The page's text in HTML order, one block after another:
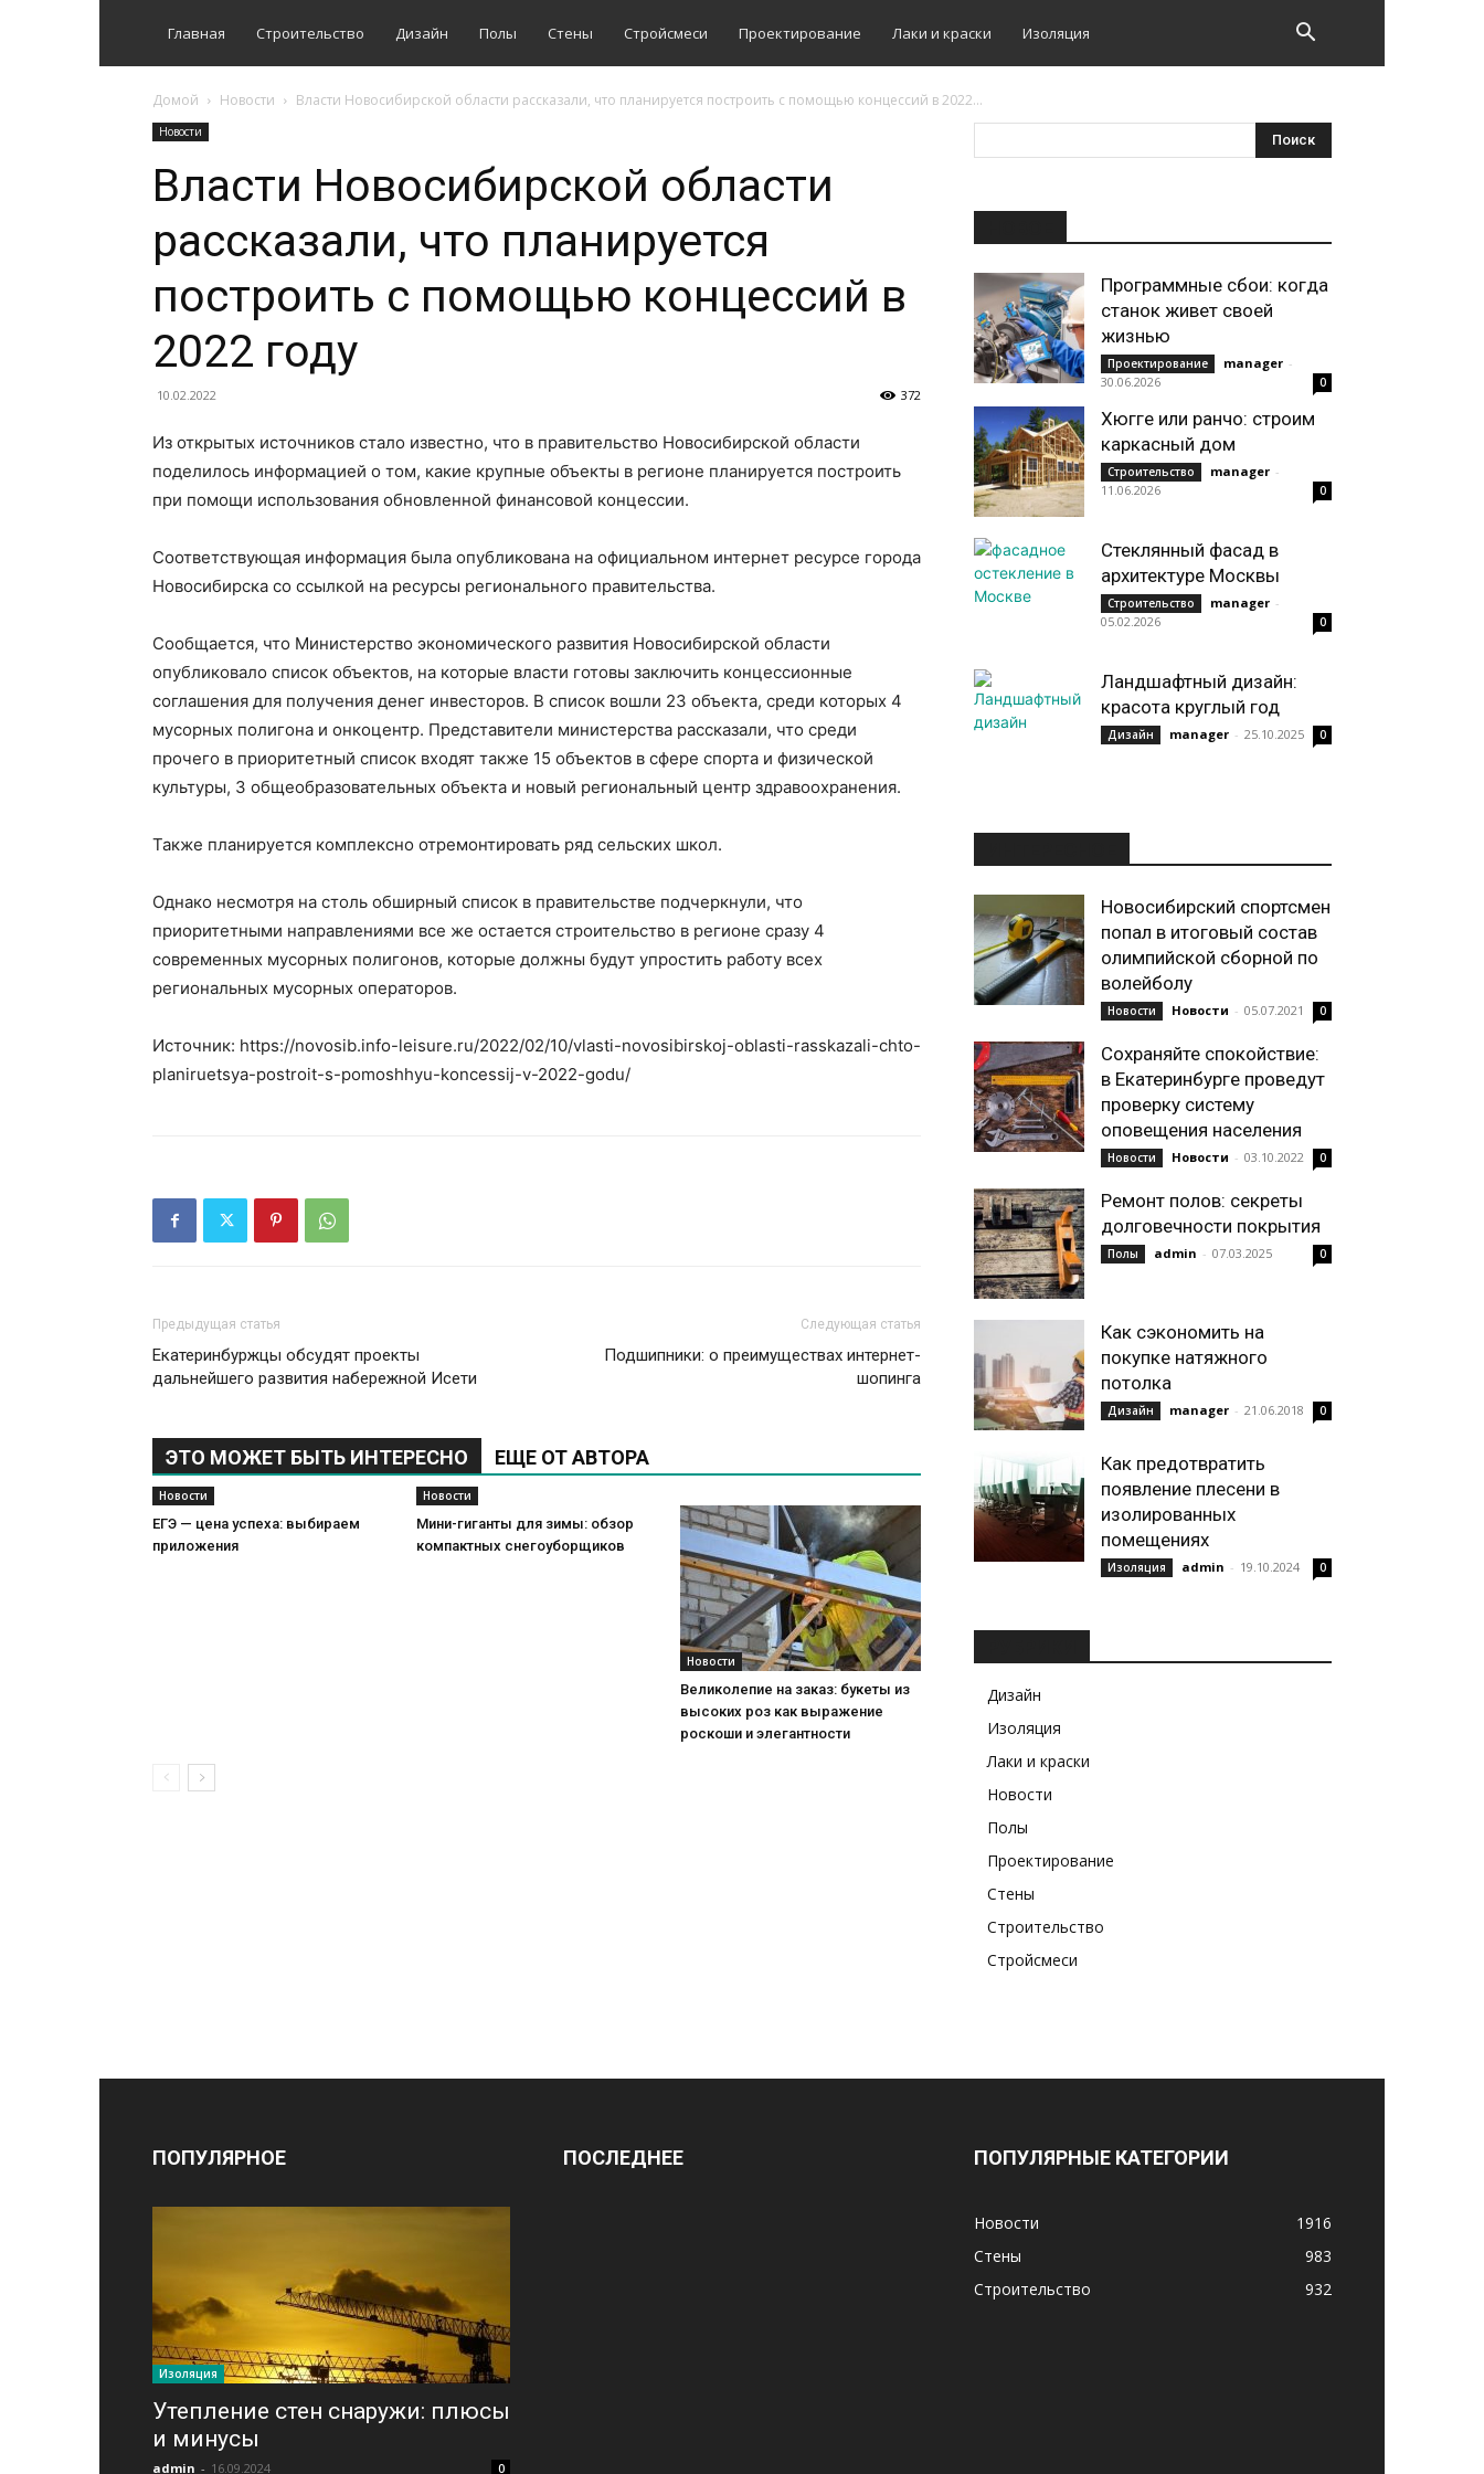
Главная Строительство Дизайн Полы Стены Стройсмеси Проектирование Лаки и краски Изоляция
Домой Новости Власти Новосибирской области рассказали, что планируется построить с помощью концессий в 2022...
Новости
Власти Новосибирской области
рассказали, что планируется
построить с помощью концессий в
2022 году
10.02.2022 372
Из открытых источников стало известно, что в правительство Новосибирской области
поделилось информацией о том, какие крупные объекты в регионе планируется построить
при помощи использования обновленной финансовой концессии.
Соответствующая информация была опубликована на официальном интернет ресурсе города
Новосибирска со ссылкой на ресурсы регионального правительства.
Сообщается, что Министерство экономического развития Новосибирской области
опубликовало список объектов, на которые власти готовы заключить концессионные
соглашения для получения денег инвесторов. В список вошли 23 объекта, среди которых 4
мусорных полигона и онкоцентр. Представители министерства рассказали, что среди
прочего в приоритетный список входят также 15 объектов в сфере спорта и физической
культуры, 3 общеобразовательных объекта и новый региональный центр здравоохранения.
Также планируется комплексно отремонтировать ряд сельских школ.
Однако несмотря на столь обширный список в правительстве подчеркнули, что
приоритетными направлениями все же остается строительство в регионе сразу 4
современных мусорных полигонов, которые должны будут упростить работу всех
региональных мусорных операторов.
Источник: https://novosib.info-leisure.ru/2022/02/10/vlasti-novosibirskoj-oblasti-rasskazali-chto-
planiruetsya-postroit-s-pomoshhyu-koncessij-v-2022-godu/
Предыдущая статья
Екатеринбуржцы обсудят проекты
дальнейшего развития набережной Исети
Следующая статья
Подшипники: о преимуществах интернет-
шопинга
ЭТО МОЖЕТ БЫТЬ ИНТЕРЕСНО ЕЩЕ ОТ АВТОРА
Новости
ЕГЭ — цена успеха: выбираем
приложения
Новости
Мини-гиганты для зимы: обзор
компактных снегоуборщиков
Новости
Великолепие на заказ: букеты из
высоких роз как выражение
роскоши и элегантности
Программные сбои: когда
станок живет своей
жизнью
Проектирование manager -
30.06.2026
0
Хюгге или ранчо: строим
каркасный дом
Строительство manager -
11.06.2026
0
Стеклянный фасад в
архитектуре Москвы
Строительство manager -
05.02.2026
0
Ландшафтный дизайн:
красота круглый год
Дизайн manager - 25.10.2025 0
Новосибирский спортсмен
попал в итоговый состав
олимпийской сборной по
волейболу
Новости Новости - 05.07.2021 0
Сохраняйте спокойствие:
в Екатеринбурге проведут
проверку систему
оповещения населения
Новости Новости - 03.10.2022 0
Ремонт полов: секреты
долговечности покрытия
Полы admin - 07.03.2025 0
Как сэкономить на
покупке натяжного
потолка
Дизайн manager - 21.06.2018 0
Как предотвратить
появление плесени в
изолированных
помещениях
Изоляция admin - 19.10.2024 0
Дизайн
Изоляция
Лаки и краски
Новости
Полы
Проектирование
Стены
Строительство
Стройсмеси
ПОПУЛЯРНОЕ
Изоляция
Утепление стен снаружи: плюсы
и минусы
admin - 16.09.2024 0
ПОСЛЕДНЕЕ ПОПУЛЯРНЫЕ КАТЕГОРИИ
Новости
1916
Стены
983
Строительство
932